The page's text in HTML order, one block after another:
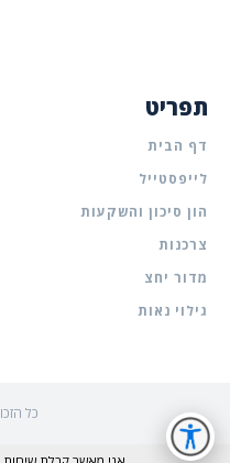
תפריט
דף הבית
לייפסטייל
הון סיכון והשקעות
צרכנות
מדור יחצ
גילוי נאות
© כל